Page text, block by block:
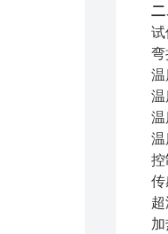
二
试
弯
控
传